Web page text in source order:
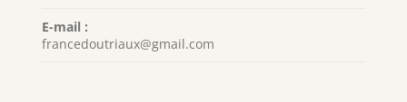
E-mail :
francedoutriaux@gmail.com